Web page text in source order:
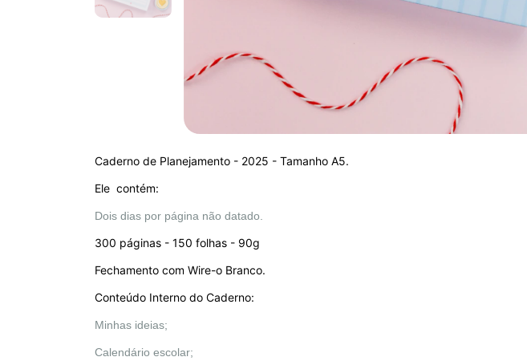
Caderno de Planejamento - 2025 - Tamanho A5.
Ele contém:
Dois dias por página não datado.
300 páginas - 150 folhas - 90g
Fechamento com Wire-o Branco.
Conteúdo Interno do Caderno:
Minhas ideias;
Calendário escolar;